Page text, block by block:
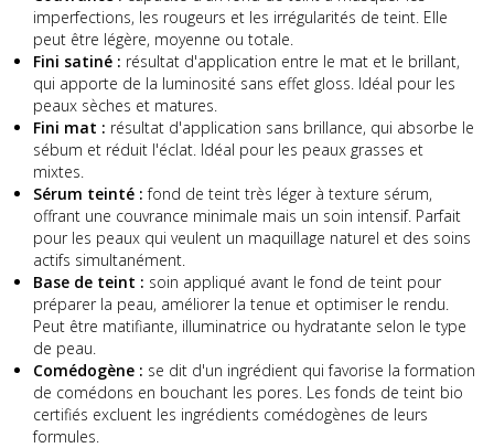
imperfections, les rougeurs et les irrégularités de teint. Elle
peut être légère, moyenne ou totale.
Fini satiné : résultat d'application entre le mat et le brillant,
qui apporte de la luminosité sans effet gloss. Idéal pour les
peaux sèches et matures.
Fini mat : résultat d'application sans brillance, qui absorbe le
sébum et réduit l'éclat. Idéal pour les peaux grasses et
mixtes.
Sérum teinté : fond de teint très léger à texture sérum,
offrant une couvrance minimale mais un soin intensif. Parfait
pour les peaux qui veulent un maquillage naturel et des soins
actifs simultanément.
Base de teint : soin appliqué avant le fond de teint pour
préparer la peau, améliorer la tenue et optimiser le rendu.
Peut être matifiante, illuminatrice ou hydratante selon le type
de peau.
Comédogène : se dit d'un ingrédient qui favorise la formation
de comédons en bouchant les pores. Les fonds de teint bio
certifiés excluent les ingrédients comédogènes de leurs
formules.